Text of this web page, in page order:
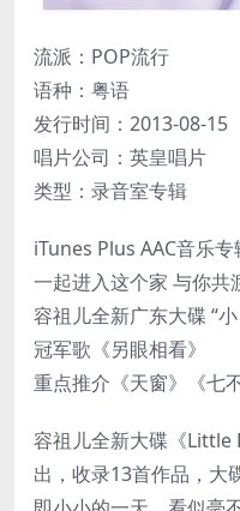
流派：POP流行
语种：粤语
发行时间：2013-08-15
唱片公司：英皇唱片
类型：录音室专辑
iTunes Plus AAC音乐专
一起进入这个家 与你共
容祖儿全新广东大碟 “
冠军歌《另眼相看》
重点推介《天窗》《七
容祖儿全新大碟《Little
出，收录13首作品，大